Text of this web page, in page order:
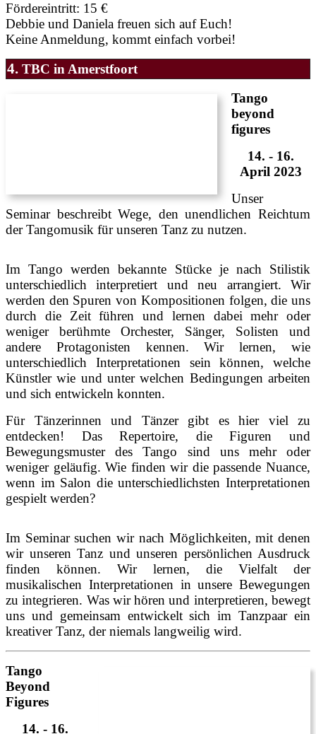
Fördereintritt: 15 €
Debbie und Daniela freuen sich auf Euch!
Keine Anmeldung, kommt einfach vorbei!
4. TBC in Amerstfoort
Tango
beyond
figures
14. - 16.
April 2023
Unser
Seminar beschreibt Wege, den unendlichen Reichtum
der Tangomusik für unseren Tanz zu nutzen.
Im Tango werden bekannte Stücke je nach Stilistik
unterschiedlich interpretiert und neu arrangiert. Wir
werden den Spuren von Kompositionen folgen, die uns
durch die Zeit führen und lernen dabei mehr oder
weniger berühmte Orchester, Sänger, Solisten und
andere Protagonisten kennen. Wir lernen, wie
unterschiedlich Interpretationen sein können, welche
Künstler wie und unter welchen Bedingungen arbeiten
und sich entwickeln konnten.
Für Tänzerinnen und Tänzer gibt es hier viel zu
entdecken! Das Repertoire, die Figuren und
Bewegungsmuster des Tango sind uns mehr oder
weniger geläufig. Wie finden wir die passende Nuance,
wenn im Salon die unterschiedlichsten Interpretationen
gespielt werden?
Im Seminar suchen wir nach Möglichkeiten, mit denen
wir unseren Tanz und unseren persönlichen Ausdruck
finden können. Wir lernen, die Vielfalt der
musikalischen Interpretationen in unsere Bewegungen
zu integrieren. Was wir hören und interpretieren, bewegt
uns und gemeinsam entwickelt sich im Tanzpaar ein
kreativer Tanz, der niemals langweilig wird.
Tango
Beyond
Figures
14. - 16.